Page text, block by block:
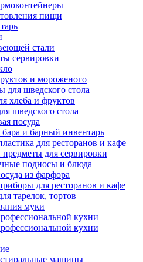
пищи
стали
сервировки
и мороженого
для шведского стола
хлеба и фруктов
шведского стола
посуда
бара и барный инвентарь
для ресторанов и кафе
для сервировки
подносы и блюда
из фарфора
для ресторанов и кафе
тарелок, тортов
муки
кухни
кухни
машины